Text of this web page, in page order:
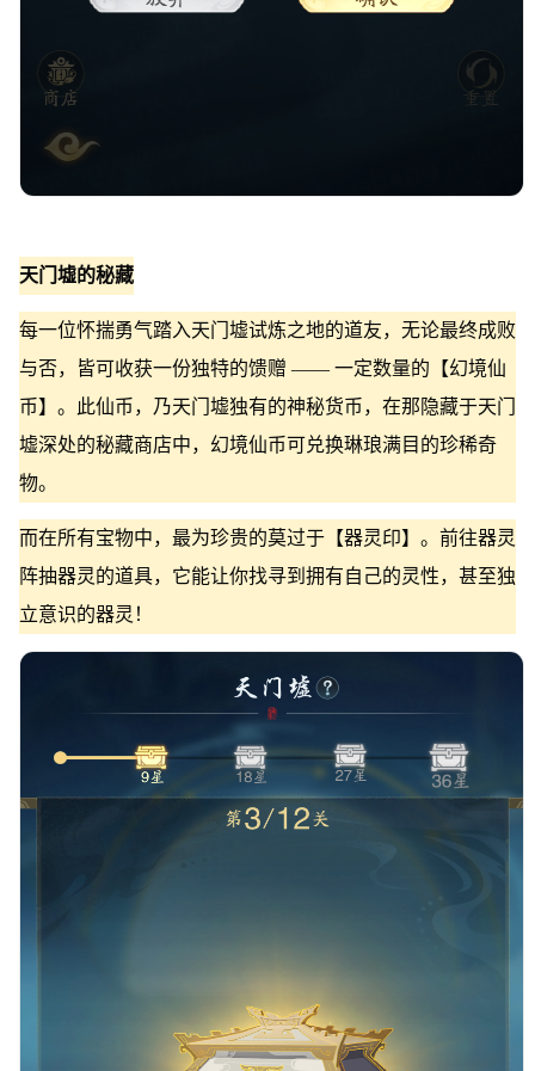
天门墟的秘藏
每一位怀揣勇气踏入天门墟试炼之地的道友，无论最终成败
与否，皆可收获一份独特的馈赠 —— 一定数量的【幻境仙
币】。此仙币，乃天门墟独有的神秘货币，在那隐藏于天门
墟深处的秘藏商店中，幻境仙币可兑换琳琅满目的珍稀奇
物。
而在所有宝物中，最为珍贵的莫过于【器灵印】。前往器灵
阵抽器灵的道具，它能让你找寻到拥有自己的灵性，甚至独
立意识的器灵！